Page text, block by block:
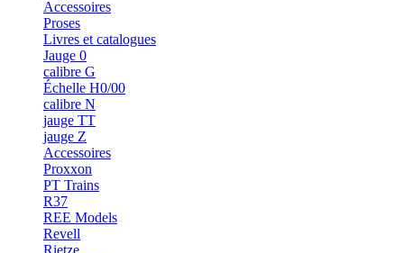
Accessoires
Proses
Livres et catalogues
Jauge 0
calibre G
Échelle H0/00
calibre N
jauge TT
jauge Z
Accessoires
Proxxon
PT Trains
R37
REE Models
Revell
Rietze